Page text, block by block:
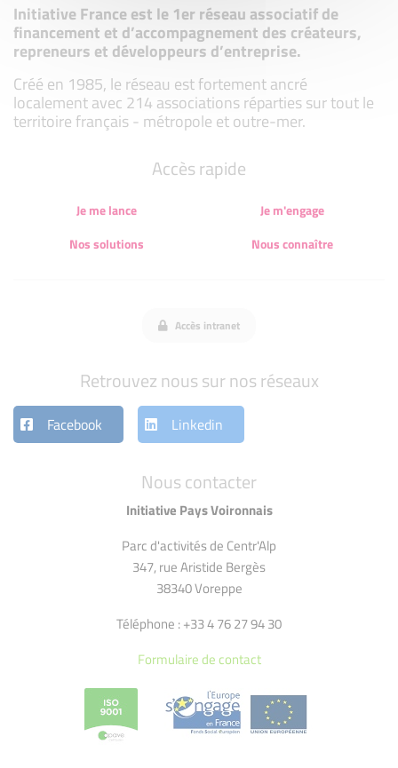
Initiative France est le 1er réseau associatif de
financement et d’accompagnement des créateurs,
repreneurs et développeurs d’entreprise.
Créé en 1985, le réseau est fortement ancré
localement avec 214 associations réparties sur tout le
territoire français - métropole et outre-mer.
Nous contacter
Initiative Pays Voironnais
Parc d'activités de Centr'Alp
347, rue Aristide Bergès
38340 Voreppe
Téléphone : +33 4 76 27 94 30
Formulaire de contact
Accès rapide
Je me lance
Je m'engage
Nos solutions
Nous connaître
Accès intranet
Retrouvez nous sur nos réseaux
Facebook Linkedin